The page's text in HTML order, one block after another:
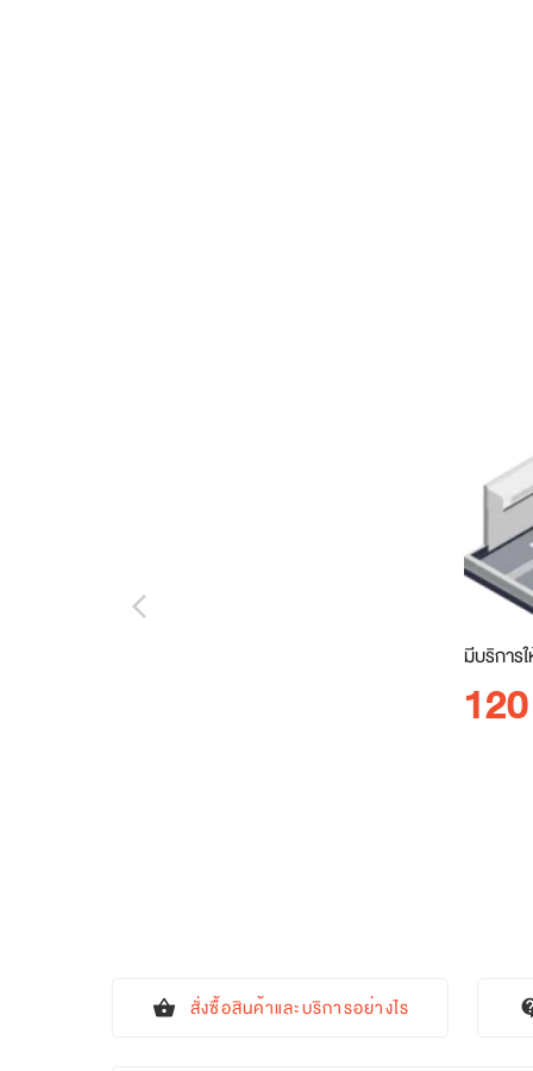
มีบริการ
120
arrow_back_ios_new
shopping_basket สั่งซื้อสินค้าและบริการอย่างไร